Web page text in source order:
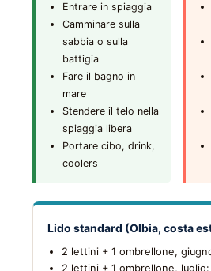
Entrare in spiaggia
Camminare sulla
sabbia o sulla
battigia
Fare il bagno in
mare
Stendere il telo nella
spiaggia libera
Portare cibo, drink,
coolers
Lido standard (Olbia, costa
2 lettini + 1 ombrellone,
2 lettini + 1 ombrellone, luglio: